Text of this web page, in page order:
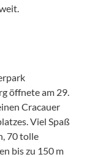
öffnete am 29.
Cracauer
Viel Spaß
70 tolle
bis zu 150 m